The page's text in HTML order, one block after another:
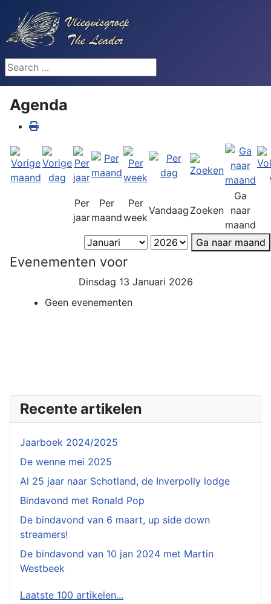
Search ...
Agenda
Per
jaar
Per
maand
Per
week
Vandaag Zoeken
Ga
naar
maand
Ga naar maand
Evenementen voor
Dinsdag 13 Januari 2026
Geen evenementen
Recente artikelen
Jaarboek 2024/2025
De wenne mei 2025
Al 25 jaar naar Schotland, de Inverpolly lodge
Bindavond met Ronald Pop
De bindavond van 6 maart, up side down
streamers!
De bindavond van 10 jan 2024 met Martin
Westbeek
Laatste 100 artikelen...